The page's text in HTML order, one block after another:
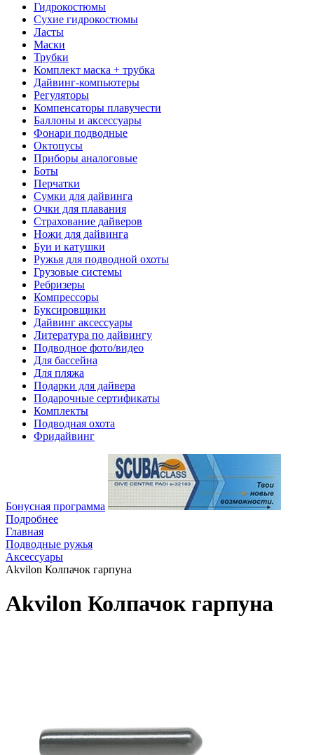
Гидрокостюмы
Сухие гидрокостюмы
Ласты
Маски
Трубки
Комплект маска + трубка
Дайвинг-компьютеры
Регуляторы
Компенсаторы плавучести
Баллоны и аксессуары
Фонари подводные
Октопусы
Приборы аналоговые
Боты
Перчатки
Сумки для дайвинга
Очки для плавания
Страхование дайверов
Ножи для дайвинга
Буи и катушки
Ружья для подводной охоты
Грузовые системы
Ребризеры
Компрессоры
Буксировщики
Дайвинг аксессуары
Литература по дайвингу
Подводное фото/видео
Для бассейна
Для пляжа
Подарки для дайвера
Подарочные сертификаты
Комплекты
Подводная охота
Фридайвинг
Бонусная программа
Подробнее
Главная
Подводные ружья
Аксессуары
Akvilon Колпачок гарпуна
Akvilon Колпачок гарпуна